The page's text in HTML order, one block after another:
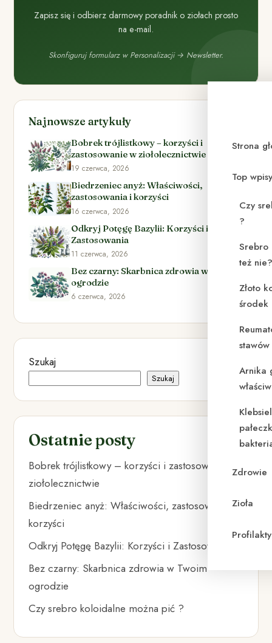
Strona
Top
Czy
?
też
Złoto
środek
Arnika
Zdrowie
Zioła
Zapisz się i odbierz darmowy poradnik o ziołach prosto
na e-mail.
Skonfiguruj formularz w Personalizacji → Newsletter.
Najnowsze artykuły
Bobrek trójlistkowy – korzyści i
zastosowanie w ziołolecznictwie
19 czerwca, 2026
Biedrzeniec anyż: Właściwości,
zastosowania i korzyści
16 czerwca, 2026
Odkryj Potęgę Bazylii: Korzyści i
Zastosowania
11 czerwca, 2026
Bez czarny: Skarbnica zdrowia w Twoim
ogrodzie
6 czerwca, 2026
Szukaj
Szukaj
Ostatnie posty
Bobrek trójlistkowy – korzyści i zastosowanie w
ziołolecznictwie
Biedrzeniec anyż: Właściwości, zastosowania i
korzyści
Odkryj Potęgę Bazylii: Korzyści i Zastosowania
Bez czarny: Skarbnica zdrowia w Twoim
ogrodzie
Czy srebro koloidalne można pić ?